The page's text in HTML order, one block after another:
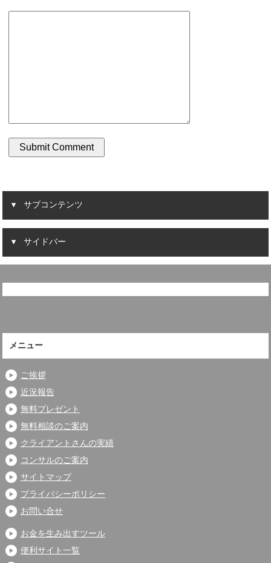
サブコンテンツ
サイドバー
メニュー
ご挨拶
近況報告
無料プレゼント
無料相談のご案内
クライアントさんの実績
コンサルのご案内
サイトマップ
プライバシーポリシー
お問い合せ
お金を生み出すツール
便利サイト一覧